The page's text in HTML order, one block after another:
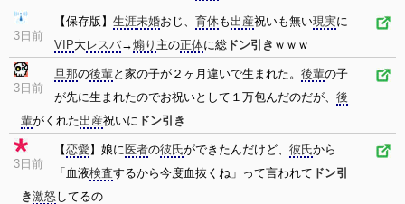
3日前
【保存版】 生涯未婚おじ、 育休も出産祝いも無い現実に
VIP大レスバ→煽り 主の正体に総 ドン引き ｗｗｗ
3日前
旦那の後輩と家の子が２ヶ月違いで生まれた。 後輩の子
が先に生まれたのでお祝いとして１万包んだのだが、 後
輩がくれた出産祝いに ドン引き
3日前
【恋愛】娘に医者の彼氏ができたんだけど、 彼氏から
「血液検査するから今度血抜くね」って言われて ドン引
き激怒 してるの